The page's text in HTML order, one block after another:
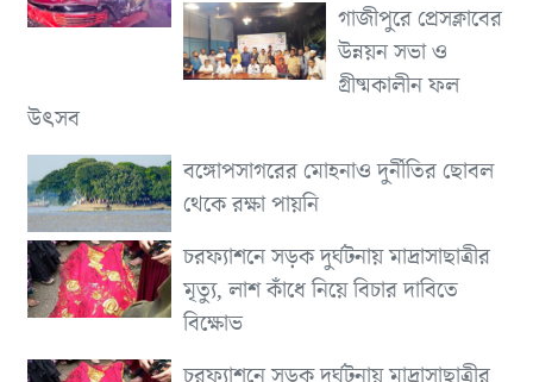
গাজীপুরে প্রেসক্লাবের
উন্নয়ন সভা ও
গ্রীষ্মকালীন ফল
উৎসব
বঙ্গোপসাগরের মোহনাও দুর্নীতির ছোবল
থেকে রক্ষা পায়নি
চরফ্যাশনে সড়ক দুর্ঘটনায় মাদ্রাসাছাত্রীর
মৃত্যু, লাশ কাঁধে নিয়ে বিচার দাবিতে
বিক্ষোভ